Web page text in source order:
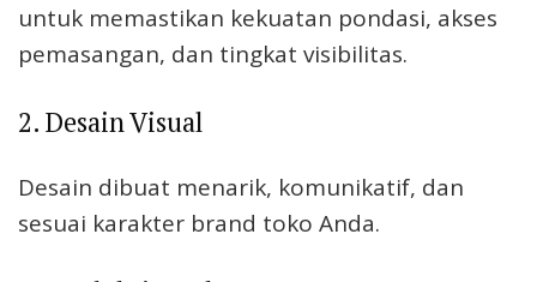
untuk memastikan kekuatan pondasi, akses
pemasangan, dan tingkat visibilitas.
2. Desain Visual
Desain dibuat menarik, komunikatif, dan
sesuai karakter brand toko Anda.